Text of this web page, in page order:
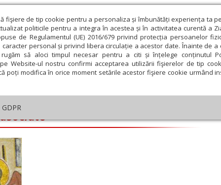
fişiere de tip cookie pentru a personaliza și îmbunătăți experiența ta
politicile pentru a integra în acestea și în activitatea curentă a
de Regulamentul (UE) 2016/679 privind protecția persoanelor
personal și privind libera circulație a acestor date. Înainte de
să aloci timpul necesar pentru a citi și înțelege conținutul
Website-ul nostru confirmi acceptarea utilizării fişierelor de tip
poți modifica în orice moment setările acestor fişiere cookie urmând
GDPR
și spiritualitate Educaţie și Cultură Societate
Februarie